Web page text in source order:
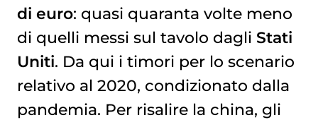
di euro: quasi quaranta volte meno
di quelli messi sul tavolo dagli Stati
Uniti. Da qui i timori per lo scenario
relativo al 2020, condizionato dalla
pandemia. Per risalire la china, gli